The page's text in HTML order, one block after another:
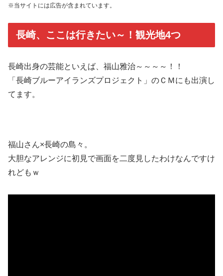
※当サイトには広告が含まれています。
長崎、ここは行きたい～！観光地4つ
長崎出身の芸能といえば、福山雅治～～～～！！
「長崎ブルーアイランズプロジェクト」のＣＭにも出演し
てます。
福山さん×長崎の島々。
大胆なアレンジに初見で画面を二度見したわけなんですけ
れどもｗ